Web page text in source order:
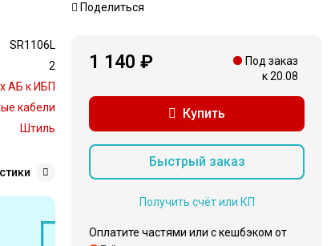
Поделиться
SR1106L
2
АБ к ИБП
кабели
Штиль
1 140 ₽
Под заказ
к 20.08
Купить
Быстрый заказ
Получить счёт или КП
Оплатите частями или c кешбэком от